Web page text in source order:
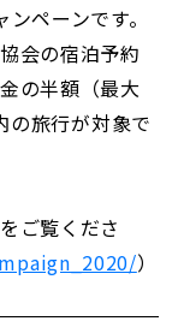
ペーンです。
会の宿泊予約
の半額（最大
の旅行が対象で
ご覧くださ
）